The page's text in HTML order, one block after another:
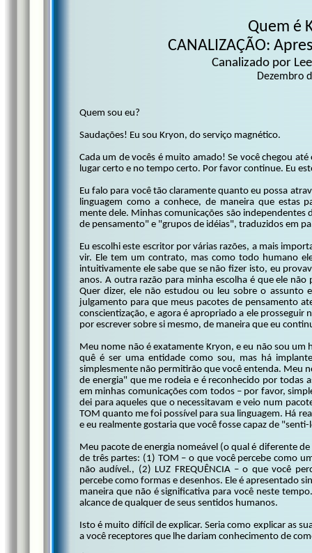
Quem é
CANALIZAÇÃO:
Canalizado por
Dezembro
Quem sou eu?
Saudações! Eu sou Kryon, do serviço magnético.
Cada um de vocês é muito amado! Se você chegou
lugar certo e no tempo certo. Por favor continue. Eu
Eu falo para você tão claramente quanto eu possa
linguagem como a conhece, de maneira que estas
mente dele. Minhas comunicações são independentes
de pensamento" e "grupos de idéias", traduzidos em
Eu escolhi este escritor por várias razões, a mais
vir. Ele tem um contrato, mas como todo humano
intuitivamente ele sabe que se não fizer isto, eu
anos. A outra razão para minha escolha é que ele
Quer dizer, ele não estudou ou leu sobre o assunto
julgamento para que meus pacotes de pensamento
conscientização, e agora é apropriado a ele
por escrever sobre si mesmo, de maneira que eu
Meu nome não é exatamente Kryon, e eu não sou
quê é ser uma entidade como sou, mas há
simplesmente não permitirão que você entenda. Meu
de energia" que me rodeia e é reconhecido por todas
em minhas comunicações com todos – por favor,
dei para aqueles que o necessitavam e veio num
TOM quanto me foi possível para sua linguagem. Há
e eu realmente gostaria que você fosse capaz de
Meu pacote de energia nomeável (o qual é diferente
de três partes: (1) TOM – o que você percebe como
não audível., (2) LUZ FREQUÊNCIA – o que você
percebe como formas e desenhos. Ele é apresentado
maneira que não é significativa para você neste
alcance de qualquer de seus sentidos humanos.
Isto é muito difícil de explicar. Seria como explicar as
a você receptores que lhe dariam conhecimento de